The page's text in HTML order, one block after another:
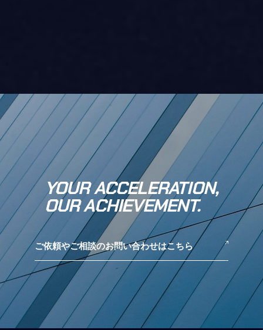
YOUR ACCELERATION,
OUR ACHIEVEMENT.
ご依頼やご相談のお問い合わせはこちら